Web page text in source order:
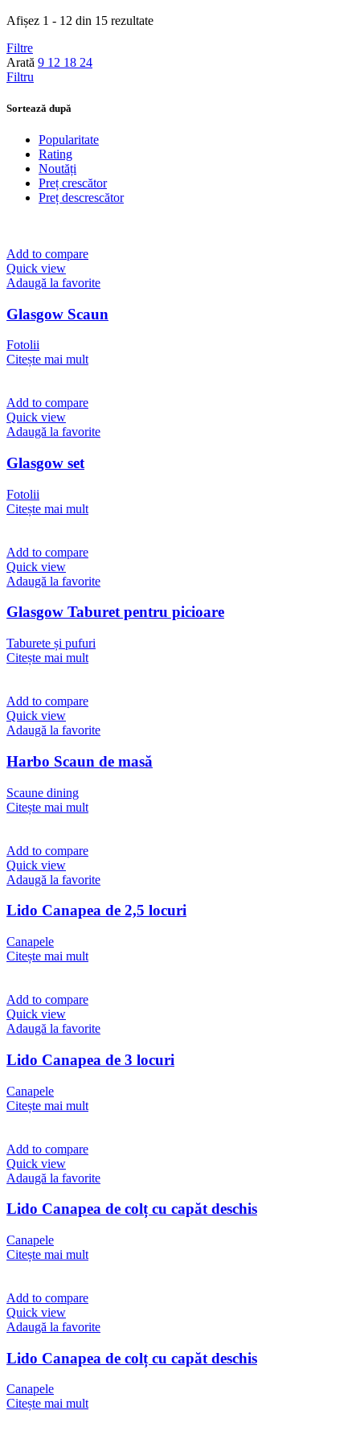
Afișez 1 - 12 din 15 rezultate
Filtre
Arată 9 12 18 24
Filtru
Sortează după
Popularitate
Rating
Noutăți
Preț crescător
Preț descrescător
Add to compare
Quick view
Adaugă la favorite
Glasgow Scaun
Fotolii
Citește mai mult
Add to compare
Quick view
Adaugă la favorite
Glasgow set
Fotolii
Citește mai mult
Add to compare
Quick view
Adaugă la favorite
Glasgow Taburet pentru picioare
Taburete și pufuri
Citește mai mult
Add to compare
Quick view
Adaugă la favorite
Harbo Scaun de masă
Scaune dining
Citește mai mult
Add to compare
Quick view
Adaugă la favorite
Lido Canapea de 2,5 locuri
Canapele
Citește mai mult
Add to compare
Quick view
Adaugă la favorite
Lido Canapea de 3 locuri
Canapele
Citește mai mult
Add to compare
Quick view
Adaugă la favorite
Lido Canapea de colț cu capăt deschis
Canapele
Citește mai mult
Add to compare
Quick view
Adaugă la favorite
Lido Canapea de colț cu capăt deschis
Canapele
Citește mai mult